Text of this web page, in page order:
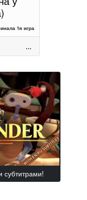
1я игра
...
субтитрами!